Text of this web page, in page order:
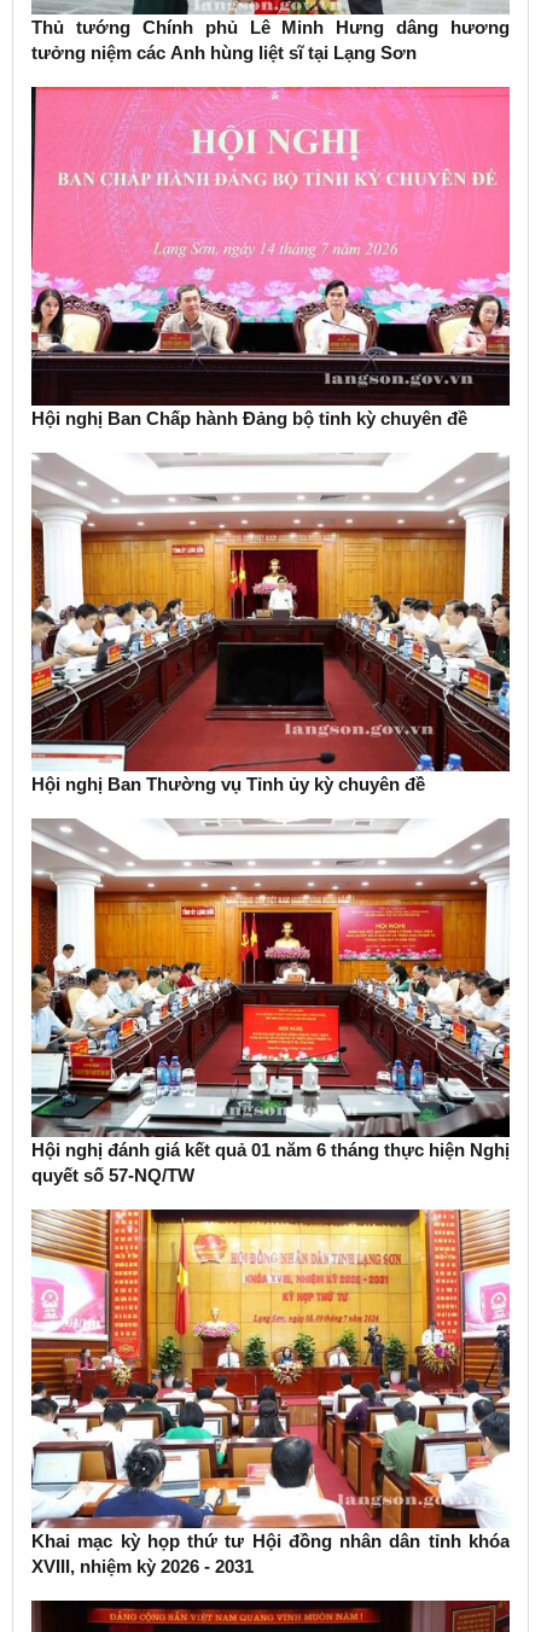
Thủ tướng Chính phủ Lê Minh Hưng dâng hương
tưởng niệm các Anh hùng liệt sĩ tại Lạng Sơn
Hội nghị Ban Chấp hành Đảng bộ tỉnh kỳ chuyên đề
Hội nghị Ban Thường vụ Tỉnh ủy kỳ chuyên đề
Hội nghị đánh giá kết quả 01 năm 6 tháng thực hiện Nghị
quyết số 57-NQ/TW
Khai mạc kỳ họp thứ tư Hội đồng nhân dân tỉnh khóa
XVIII, nhiệm kỳ 2026 - 2031